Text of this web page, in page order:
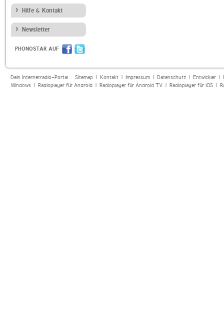
Hilfe & Kontakt
Newsletter
PHONOSTAR AUF
Dein Internetradio-Portal : Sitemap| Kontakt| Impressum| Datenschutz| Entwickler|
Windows| Radioplayer für Android| Radioplayer für Android TV| Radioplayer für iOS|